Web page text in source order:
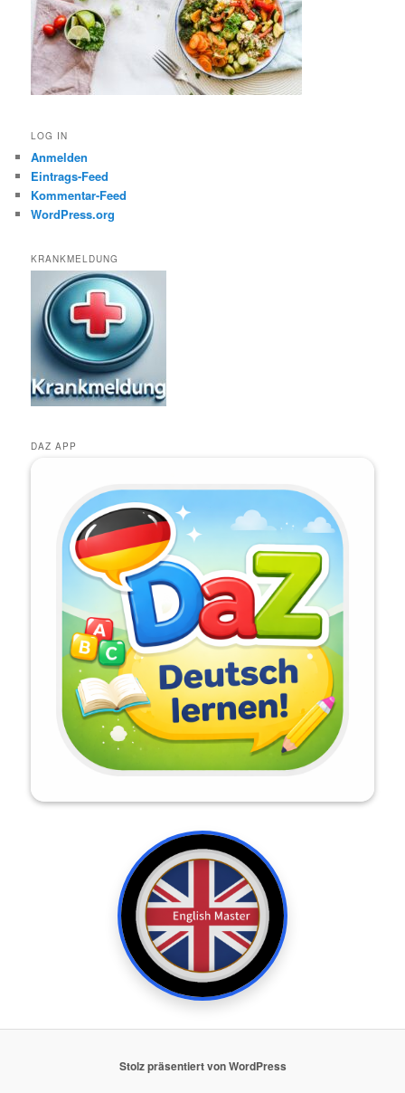
LOG IN
Anmelden
Eintrags-Feed
Kommentar-Feed
WordPress.org
KRANKMELDUNG
DAZ APP
Stolz präsentiert von WordPress